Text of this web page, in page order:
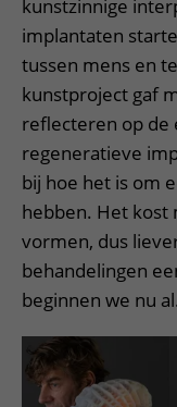
kunstzinnige
implantaten
tussen mens en
kunstproject gaf
reflecteren op de
regeneratieve
bij hoe het is om
hebben. Het kost
vormen, dus
behandelingen
beginnen we nu